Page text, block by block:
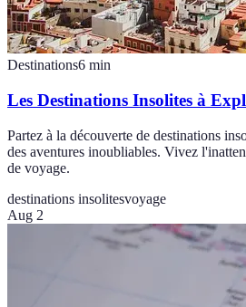
Destinations6 min
Les Destinations Insolites à
Partez à la découverte de destinations
des aventures inoubliables. Vivez
de voyage.
destinations insolitesvoyage
Aug 2